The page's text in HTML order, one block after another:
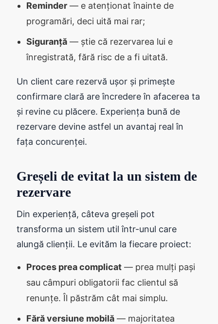
Reminder— e atenționat înainte de
programări, deci uită mai rar;
Siguranță— știe că rezervarea lui e
înregistrată, fără risc de a fi uitată.
Un client care rezervă ușor și primește
confirmare clară are încredere în afacerea ta
și revine cu plăcere. Experiența bună de
rezervare devine astfel un avantaj real în
fața concurenței.
Greșeli de evitat la un sistem de
rezervare
Din experiență, câteva greșeli pot
transforma un sistem util într-unul care
alungă clienții. Le evităm la fiecare proiect:
Proces prea complicat— prea mulți pași
sau câmpuri obligatorii fac clientul să
renunțe. Îl păstrăm cât mai simplu.
Fără versiune mobilă— majoritatea